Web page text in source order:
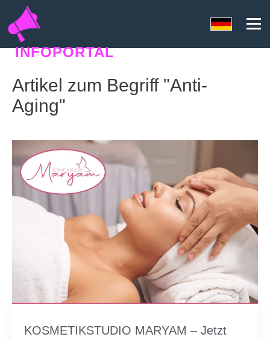
INFOPORTAL
Artikel zum Begriff "Anti-
Aging"
KOSMETIKSTUDIO MARYAM – Jetzt